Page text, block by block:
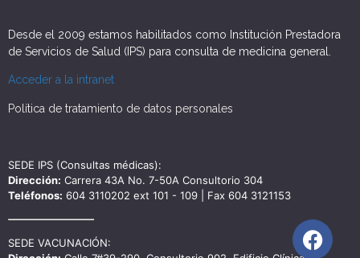
Desde el 2009 estamos habilitados como Institución Prestadora
de Servicios de Salud (IPS) para consulta de medicina general.
Acceder a la intranet
Política de tratamiento de datos personales
SEDE IPS (Consultas médicas):
Dirección: Carrera 43A No. 7-50A Consultorio 304
Teléfonos: 604 3110202 ext 101 - 109 | Fax 604 3121153
SEDE VACUNACIÓN: